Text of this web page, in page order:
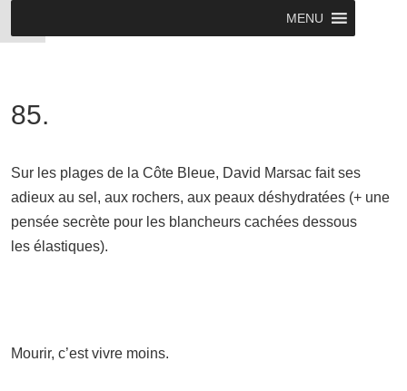
MENU
85.
Sur les plages de la Côte Bleue, David Marsac fait ses
adieux au sel, aux rochers, aux peaux déshydratées (+ une
pensée secrète pour les blancheurs cachées dessous
les élastiques).
Mourir, c’est vivre moins.